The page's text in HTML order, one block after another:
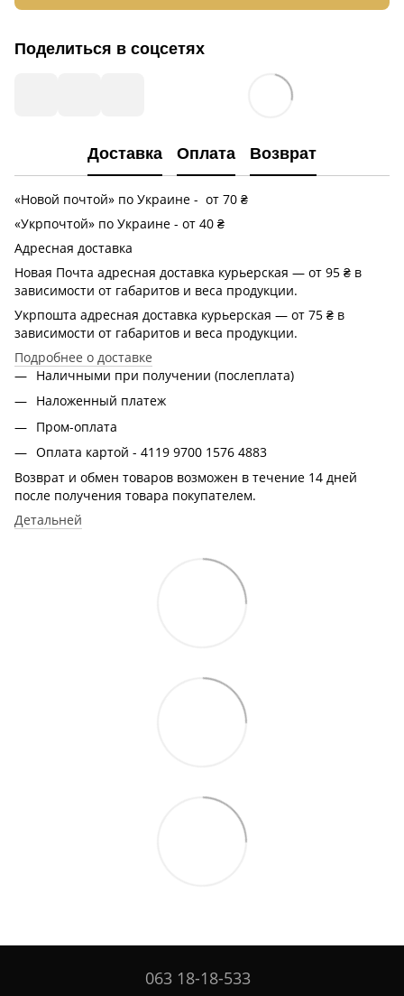
Поделиться в соцсетях
Доставка Оплата Возврат
«Новой почтой» по Украине - от 70 ₴
«Укрпочтой» по Украине - от 40 ₴
Адресная доставка
Новая Почта адресная доставка курьерская — от 95 ₴ в
зависимости от габаритов и веса продукции.
Укрпошта адресная доставка курьерская — от 75 ₴ в
зависимости от габаритов и веса продукции.
Подробнее о доставке
Наличными при получении (послеплата)
Наложенный платеж
Пром-оплата
Оплата картой - 4119 9700 1576 4883
Возврат и обмен товаров возможен в течение 14 дней
после получения товара покупателем.
Детальней
063 18-18-533